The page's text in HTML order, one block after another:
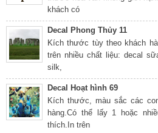
khách có
Decal Phong Thủy 11
Kích thước tùy theo khách
trên nhiều chất liệu: decal
silk,
Decal Hoạt hình 69
Kích thước, màu sắc các
hàng.Có thể lấy 1 hoặc
thích.In trên